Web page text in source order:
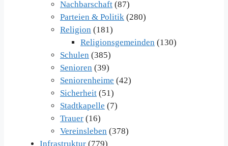
Nachbarschaft (87)
Parteien & Politik (280)
Religion (181)
Religionsgemeinden (130)
Schulen (385)
Senioren (39)
Seniorenheime (42)
Sicherheit (51)
Stadtkapelle (7)
Trauer (16)
Vereinsleben (378)
Infrastruktur (779)